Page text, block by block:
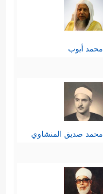
محمد أيوب
محمد صديق المنشاوي